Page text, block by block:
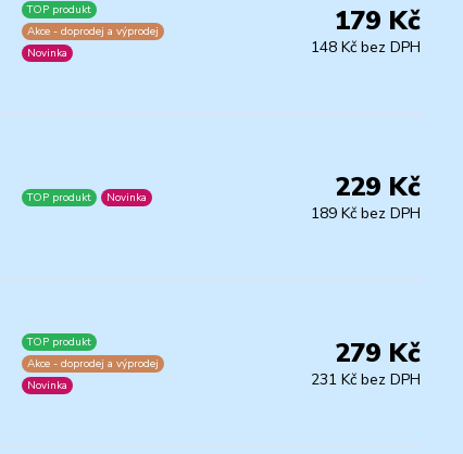
TOP produkt
Akce - doprodej a výprodej
Novinka
179 Kč
148 Kč bez DPH
TOP produkt Novinka 229 Kč
189 Kč bez DPH
TOP produkt
Akce - doprodej a výprodej
Novinka
279 Kč
231 Kč bez DPH